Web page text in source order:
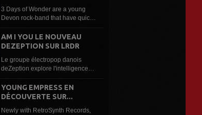
3 Days of Wonder are a young
Devon rock-band that have quickly
anthemic, edgy 80s influenced
writing style and high energy live
of...
AM I YOU LE NOUVEAU
DEZEPTION SUR LRDR
Le groupe électropop danois
deZeption explore l'intelligence
single « Am I You ». Le groupe
électropop danois deZeption
YOUNG EMPRESS EN
DÉCOUVERTE SUR...
Newly with RetroSynth Records,